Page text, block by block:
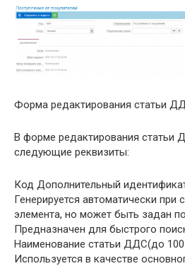
Форма редактирования статьи
В форме редактирования статьи
следующие реквизиты:
Код Дополнительный
Генерируется автоматически при
элемента, но может быть задан
Предназначен для быстрого
Наименование статьи ДДС(до
Используется в качестве